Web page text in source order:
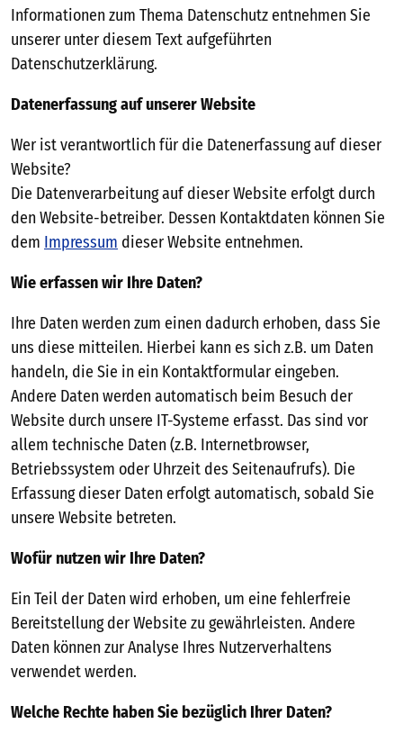
Informationen zum Thema Datenschutz entnehmen Sie
unserer unter diesem Text aufgeführten
Datenschutzerklärung.
Datenerfassung auf unserer Website
Wer ist verantwortlich für die Datenerfassung auf dieser
Website?
Die Datenverarbeitung auf dieser Website erfolgt durch
den Website-betreiber. Dessen Kontaktdaten können Sie
dem Impressum dieser Website entnehmen.
Wie erfassen wir Ihre Daten?
Ihre Daten werden zum einen dadurch erhoben, dass Sie
uns diese mitteilen. Hierbei kann es sich z.B. um Daten
handeln, die Sie in ein Kontaktformular eingeben.
Andere Daten werden automatisch beim Besuch der
Website durch unsere IT-Systeme erfasst. Das sind vor
allem technische Daten (z.B. Internetbrowser,
Betriebssystem oder Uhrzeit des Seitenaufrufs). Die
Erfassung dieser Daten erfolgt automatisch, sobald Sie
unsere Website betreten.
Wofür nutzen wir Ihre Daten?
Ein Teil der Daten wird erhoben, um eine fehlerfreie
Bereitstellung der Website zu gewährleisten. Andere
Daten können zur Analyse Ihres Nutzerverhaltens
verwendet werden.
Welche Rechte haben Sie bezüglich Ihrer Daten?